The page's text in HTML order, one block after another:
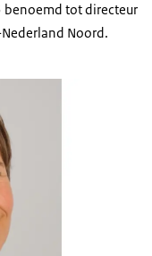
benoemd tot directeur
Noord.